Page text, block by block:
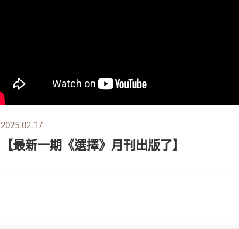
2025.02.17
【最新一期《選擇》月刊出版了】